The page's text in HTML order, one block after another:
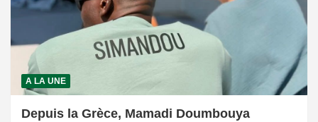
A LA UNE
Depuis la Grèce, Mamadi Doumbouya